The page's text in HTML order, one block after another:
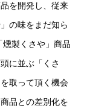
を開発し、従来
の味をまだ知ら
製くさや」商品
に並ぶ「くさ
取って頂く機会
品との差別化を